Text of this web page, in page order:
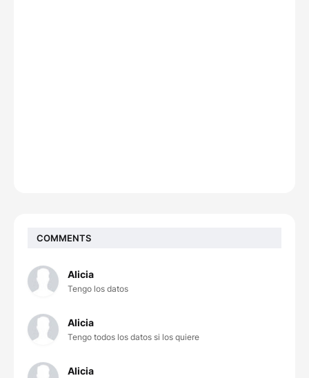
COMMENTS
Alicia
Tengo los datos
Alicia
Tengo todos los datos si los quiere
Alicia